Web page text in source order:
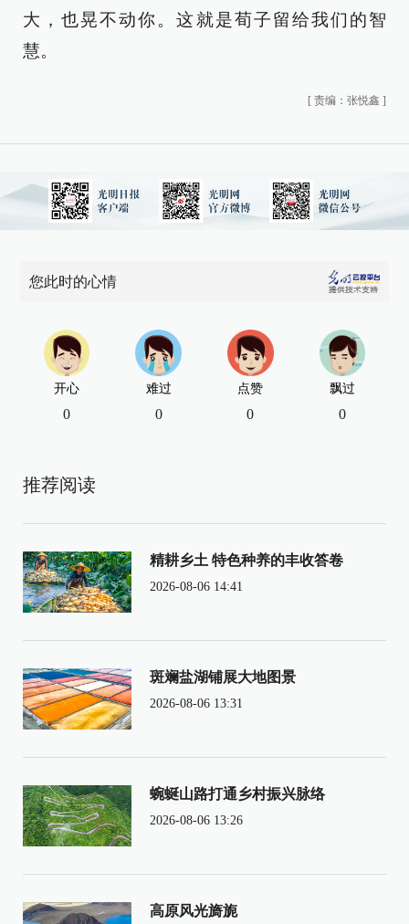
大，也晃不动你。这就是荀子留给我们的智
慧。
[ 责编：张悦鑫 ]
您此时的心情
开心
0
难过
0
点赞
0
飘过
0
推荐阅读
精耕乡土 特色种养的丰收答卷
2026-08-06 14:41
斑斓盐湖铺展大地图景
2026-08-06 13:31
蜿蜒山路打通乡村振兴脉络
2026-08-06 13:26
高原风光旖旎